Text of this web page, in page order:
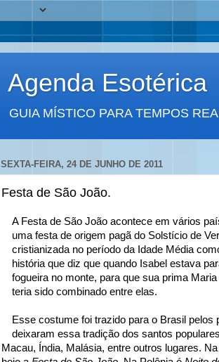
Agenda Esotérica
GUIA MÍSTICO PARA TEMPOS
SEXTA-FEIRA, 24 DE JUNHO DE 2011
Festa de São João.
A Festa de São João acontece em vários
uma festa de origem pagã do Solstício de
cristianizada no período da Idade Média
história que diz que quando Isabel estava
fogueira no monte, para que sua prima
teria sido combinado entre elas.
Esse costume foi trazido para o Brasil pelos
deixaram essa tradição dos santos
Macau, Índia, Malásia, entre outros lugares.